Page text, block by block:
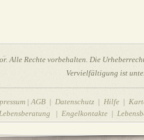
Alle Rechte vorbehalten. Die
Vervielfältigung ist
|AGB | Datenschutz | Hilfe |
| Engelkontakte |